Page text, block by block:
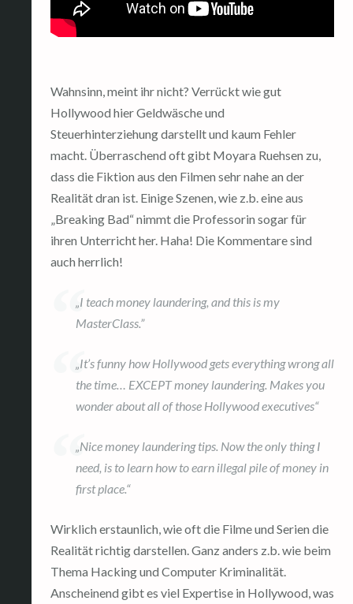
Wahnsinn, meint ihr nicht? Verrückt wie gut
Hollywood hier Geldwäsche und
Steuerhinterziehung darstellt und kaum Fehler
macht. Überraschend oft gibt Moyara Ruehsen zu,
dass die Fiktion aus den Filmen sehr nahe an der
Realität dran ist. Einige Szenen, wie z.b. eine aus
„Breaking Bad“ nimmt die Professorin sogar für
ihren Unterricht her. Haha! Die Kommentare sind
auch herrlich!
„I teach money laundering, and this is my
MasterClass.”
„It’s funny how Hollywood gets everything wrong all
the time… EXCEPT money laundering. Makes you
wonder about all of those Hollywood executives“
„Nice money laundering tips. Now the only thing I
need, is to learn how to earn illegal pile of money in
first place.“
Wirklich erstaunlich, wie oft die Filme und Serien die
Realität richtig darstellen. Ganz anders z.b. wie beim
Thema Hacking und Computer Kriminalität.
Anscheinend gibt es viel Expertise in Hollywood, was